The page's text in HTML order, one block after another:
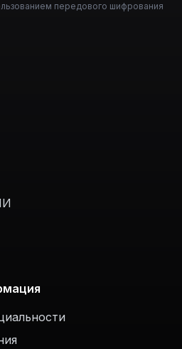
передового шифрования